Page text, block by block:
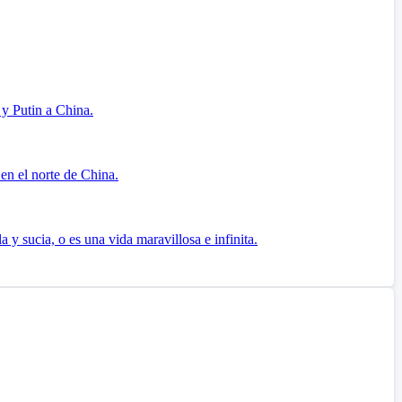
Putin a China.
el norte de China.
y sucia, o es una vida maravillosa e infinita.